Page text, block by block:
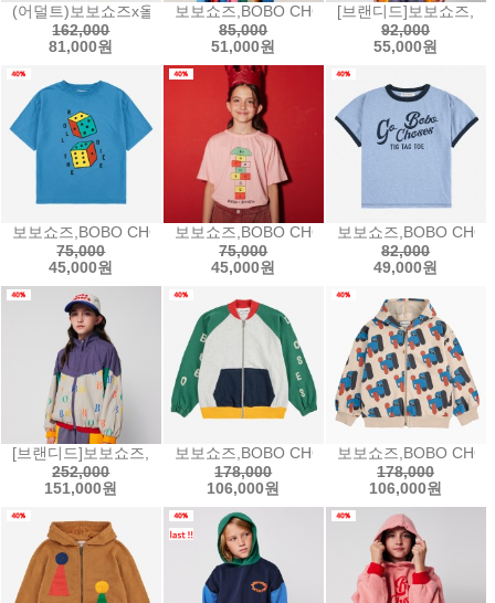
(어덜트)보보쇼즈x올렌드,Bobo Choses x Olend colorblock small
162,000
81,000원
보보쇼즈,BOBO CHOSES Chair T-shirt티셔
85,000
51,000원
[브랜디드]보보쇼즈
92,000
55,000원
보보쇼즈,BOBO CHOSES Roll The Dice T-shirt티셔츠25aw-
75,000
45,000원
보보쇼즈,BOBO CHOSES Hopscotch T-shirt
75,000
45,000원
보보쇼즈,BOBO
82,000
49,000원
[브랜디드]보보쇼즈,BOBO CHOSES Multicolor Bobo all over
252,000
151,000원
보보쇼즈,BOBO CHOSES Bobo Choses
178,000
106,000원
보보쇼즈,BOBO
178,000
106,000원